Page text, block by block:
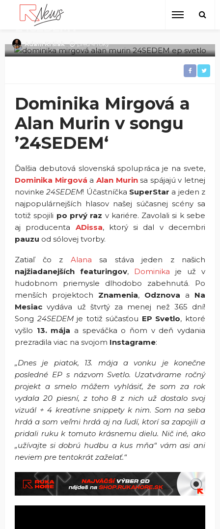
spoločnej tanečnej novinke
’24SEDEM‘!
Adam Kršiak pred 4 roky
Dominika Mirgová a
Alan Murin v songu
’24SEDEM‘
Ďalšia debutová slovenská spolupráca je na svete,
Dominika Mirgová a Alan Murinsa spájajú v letnej
novinke24SEDEM! Účastníčka SuperStar a jeden z
najpopulárnejších hlasov našej súčasnej scény sa
totiž spojili po prvý raz v kariére. Zavolali si k sebe
aj producenta ADissa, ktorý si dal v decembri
pauzu od sólovej tvorby.
Zatiaľ čo z Alana sa stáva jeden z našich
najžiadanejších featuringov, Dominika je už v
hudobnom priemysle dlhodobo zabehnutá. Po
menších projektoch Znamenia, Odznova a Na
Mesiac vydáva už štvrtý za menej než 365 dní!
Song 24SEDEMje totiž súčasťou EP Svetlo, ktoré
vyšlo 13. mája a speváčka o ňom v deň vydania
prezradila viac na svojom Instagrame:
„Dnes je piatok, 13. mája a vonku je konečne
posledné EP s názvom Svetlo. Uzatvárame ročný
projekt a smelo môžem vyhlásiť, že som za rok
vydala 20 piesní, z toho 8 z nich už dostalo svoj
vizuál + 4 kreatívne snippety k nim. Som na seba
hrdá a som veľmi hrdá aj na ľudí, ktorí sa zapojili a
pridali ruku k tomuto krásnemu dielu. Nič iné, ako
„užívajte si dobrú hudbu a kus mňa“ vám asi ani
neviem pre tentokrát zaželať.“